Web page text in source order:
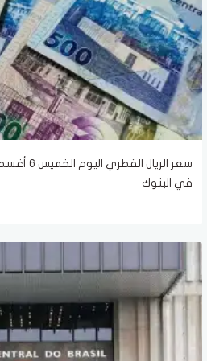
في البنوك